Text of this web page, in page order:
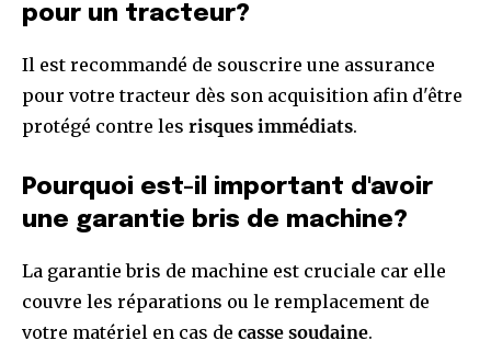
pour un tracteur?
Il est recommandé de souscrire une assurance
pour votre tracteur dès son acquisition afin d'être
protégé contre les risques immédiats.
Pourquoi est-il important d'avoir
une garantie bris de machine?
La garantie bris de machine est cruciale car elle
couvre les réparations ou le remplacement de
votre matériel en cas de casse soudaine.